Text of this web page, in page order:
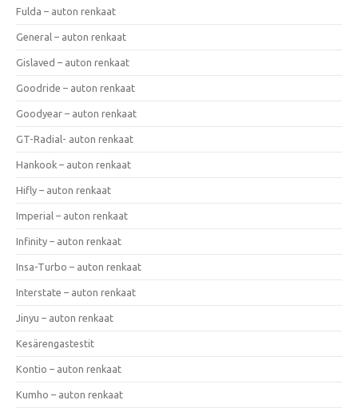
Fulda – auton renkaat
General – auton renkaat
Gislaved – auton renkaat
Goodride – auton renkaat
Goodyear – auton renkaat
GT-Radial- auton renkaat
Hankook – auton renkaat
Hifly – auton renkaat
Imperial – auton renkaat
Infinity – auton renkaat
Insa-Turbo – auton renkaat
Interstate – auton renkaat
Jinyu – auton renkaat
Kesärengastestit
Kontio – auton renkaat
Kumho – auton renkaat